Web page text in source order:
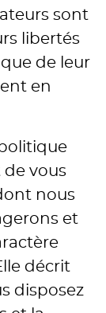
sont
libertés
de leur
en
vous
nous
et
décrit
disposez